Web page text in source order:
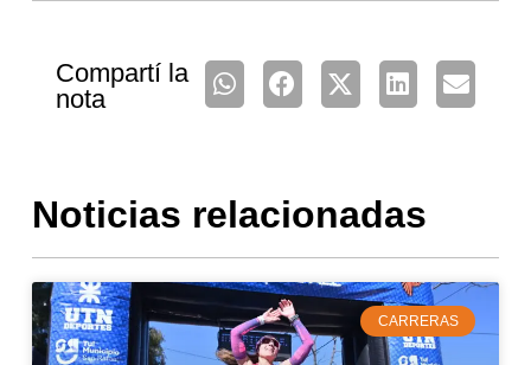
Compartí la
nota
Noticias relacionadas
CARRERAS